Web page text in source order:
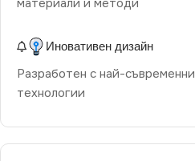
материали и методи
Иновативен дизайн
Разработен с най-съвременни
технологии